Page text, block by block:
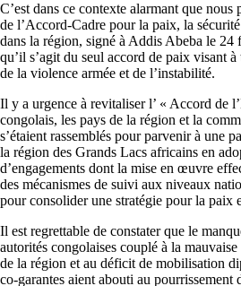
C’est dans ce contexte alarmant que
de l’Accord-Cadre pour la paix, la
dans la région, signé à Addis Abeba le
qu’il s’agit du seul accord de paix visant
de la violence armée et de l’instabilité.
Il y a urgence à revitaliser l’ « Accord de
congolais, les pays de la région et la
s’étaient rassemblés pour parvenir à une
la région des Grands Lacs africains en
d’engagements dont la mise en œuvre
des mécanismes de suivi aux niveaux
pour consolider une stratégie pour la paix
Il est regrettable de constater que le
autorités congolaises couplé à la
de la région et au déficit de mobilisation
co-garantes aient abouti au pourrissement